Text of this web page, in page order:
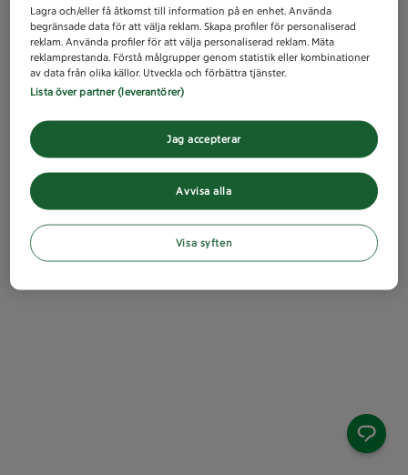
Lagra och/eller få åtkomst till information på en enhet. Använda
begränsade data för att välja reklam. Skapa profiler för personaliserad
reklam. Använda profiler för att välja personaliserad reklam. Mäta
reklamprestanda. Förstå målgrupper genom statistik eller kombinationer
av data från olika källor. Utveckla och förbättra tjänster.
Lista över partner (leverantörer)
Avvisa alla
Jag accepterar
Visa syften